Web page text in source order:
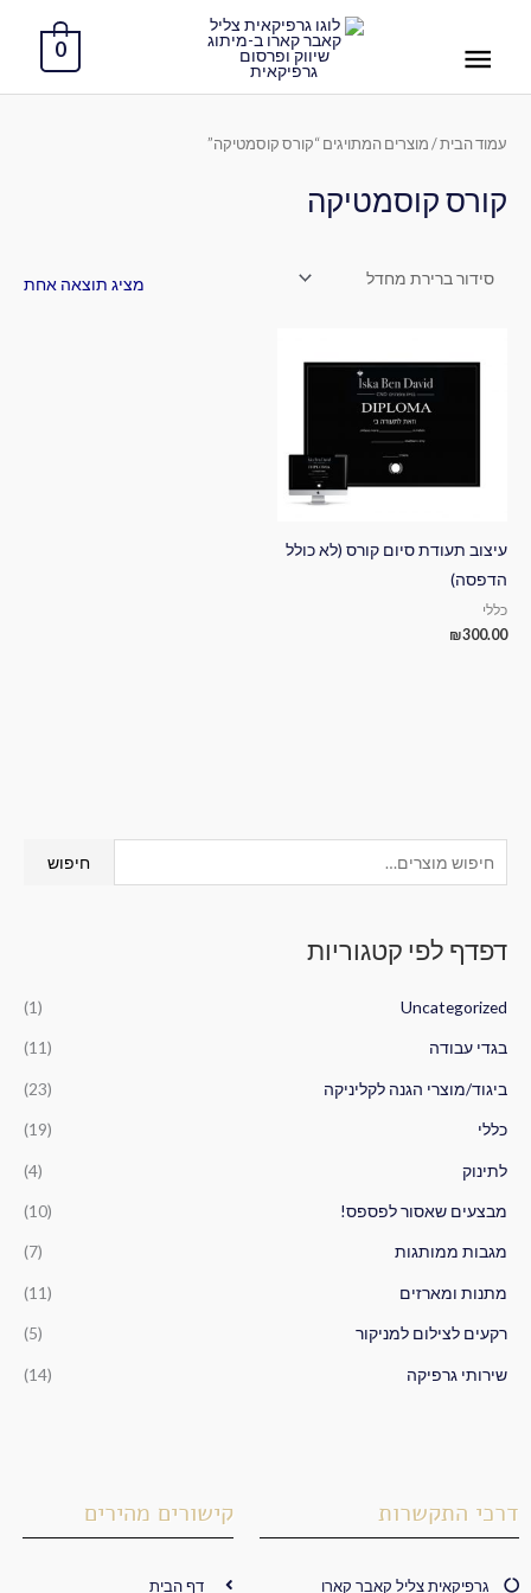
ראשי
0
י
ו
ע
ב
:
חיפוש
דפדף לפי קטגוריות
Uncategorized
(1)
בגדי עבודה (11)
ביגוד/מוצרי הגנה לקליניקה (23)
כללי (19)
לתינוק (4)
מבצעים שאסור לפספס! (10)
מגבות ממותגות (7)
מתנות ומארזים (11)
רקעים לצילום למניקור (5)
שירותי גרפיקה (14)
עמוד הבית/ מוצרים המתויגים “קורס קוסמטיקה”
קורס קוסמטיקה
מציג תוצאה אחת
עיצוב תעודת סיום קורס (לא כולל
הדפסה)
כללי
₪300.00
דרכי התקשרות
גרפיקאית צליל קאבר קארו
קישורים מהירים
דף הבית